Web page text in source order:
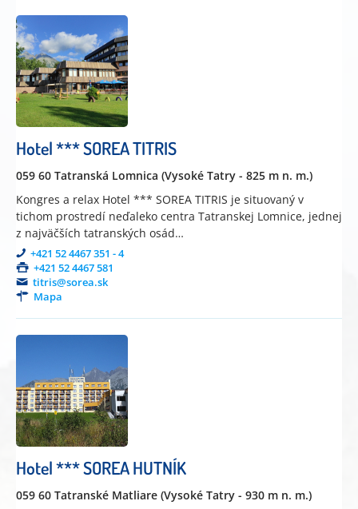
Hotel *** SOREA TITRIS
059 60 Tatranská Lomnica (Vysoké Tatry - 825 m n. m.)
Kongres a relax Hotel *** SOREA TITRIS je situovaný v
tichom prostredí neďaleko centra Tatranskej Lomnice, jednej
z najväčších tatranských osád…
+421 52 4467 351 - 4
+421 52 4467 581
titris@sorea.sk
Mapa
Hotel *** SOREA HUTNÍK
059 60 Tatranské Matliare (Vysoké Tatry - 930 m n. m.)